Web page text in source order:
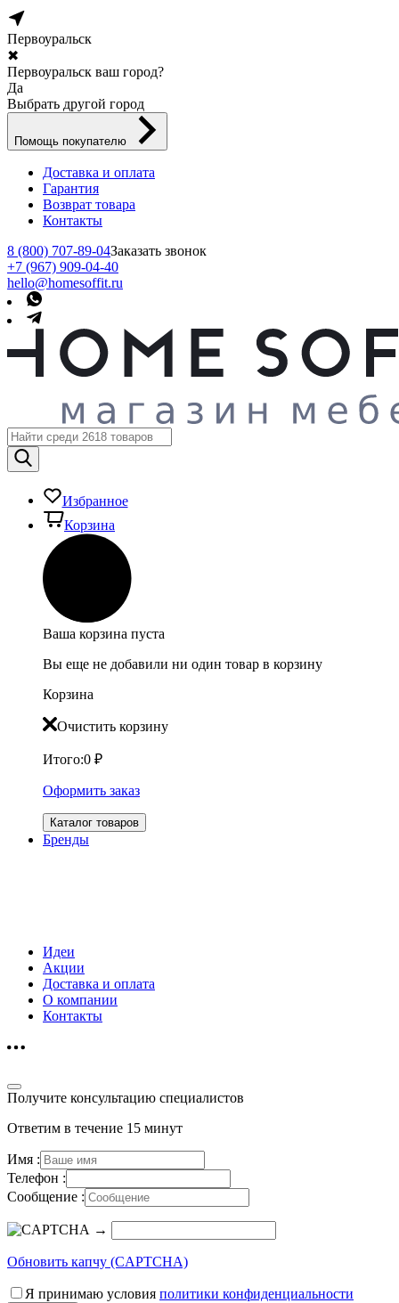
Первоуральск
✖
Первоуральск ваш город?
Да
Выбрать другой город
Помощь покупателю
Доставка и оплата
Гарантия
Возврат товара
Контакты
8 (800) 707-89-04Заказать звонок
+7 (967) 909-04-40
hello@homesoffit.ru
Избранное
Корзина
Ваша корзина пуста
Вы еще не добавили ни один товар в корзину
Корзина
Очистить корзину
Итого:0 ₽
Оформить заказ
Каталог товаров
Бренды
Идеи
Акции
Доставка и оплата
О компании
Контакты
Получите консультацию специалистов
Ответим в течение 15 минут
Имя :
Телефон :
Сообщение :
→
Обновить капчу (CAPTCHA)
Я принимаю условия политики конфиденциальности